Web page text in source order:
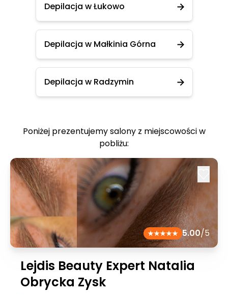
Depilacja w Łukowo
Depilacja w Małkinia Górna
Depilacja w Radzymin
Poniżej prezentujemy salony z miejscowości w
pobliżu:
5.00/5
Lejdis Beauty Expert Natalia
Obrycka Zysk